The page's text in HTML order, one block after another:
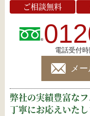
ご相談無料
電話受付
メ
弊社の実績豊富な
丁寧にお応えいたし